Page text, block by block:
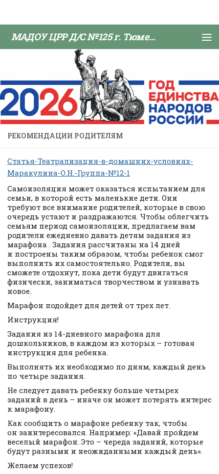
МАДОУ ЦРР Д/С №125 г. Тюмени
РЕКОМЕНДАЦИИ РОДИТЕЛЯМ
Статья-Театрализация-в-домашних-условиях-
Маракулина-О.Н.-Группа-№12-1
Самоизоляция может оказаться испытанием для
семьи, в которой есть маленькие дети. Они
требуют все внимание родителей, которые в свою
очередь устают и раздражаются. Чтобы облегчить
семьям период самоизоляции, предлагаем вам
родители ежедневно давать детям задания из
марафона . Задания рассчитаны на 14 дней
и построены таким образом, чтобы ребенок смог
выполнить их самостоятельно. Родители, вы
сможете отдохнут, пока дети будут двигаться
физически, заниматься творчеством и узнавать
новое.
Марафон подойдет для детей от трех лет.
Инструкция!
Задания из 14-дневного марафона для
дошкольников, в каждом из которых – готовая
инструкция для ребенка.
Выполнять их необходимо по дням, каждый день
по четыре задания.
Не следует давать ребенку больше четырех
заданий в день – иначе он может потерять интерес
к марафону.
Как сообщить о марафоне ребенку так, чтобы
он заинтересовался. Например: «Давай пройдем
веселый марафон. Это – череда заданий, которые
будут разными и неожиданными каждый день».
Желаем успехов!